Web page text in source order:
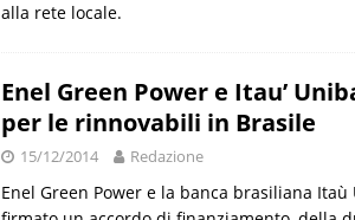
alla rete locale.
Enel Green Power e Itau’
per le rinnovabili in Brasile
15/12/2014 Redazione
Enel Green Power e la banca brasiliana